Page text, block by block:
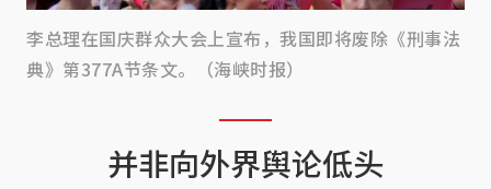
李总理在国庆群众大会上宣布，我国即将废除《刑事法
典》第377A节条文。（海峡时报）
并非向外界舆论低头